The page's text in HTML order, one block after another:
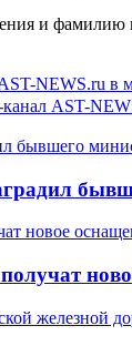
и фамилию
NEWS.ru в
AST-